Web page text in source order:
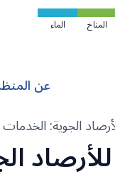
المناخ الماء
عن
الجوية: